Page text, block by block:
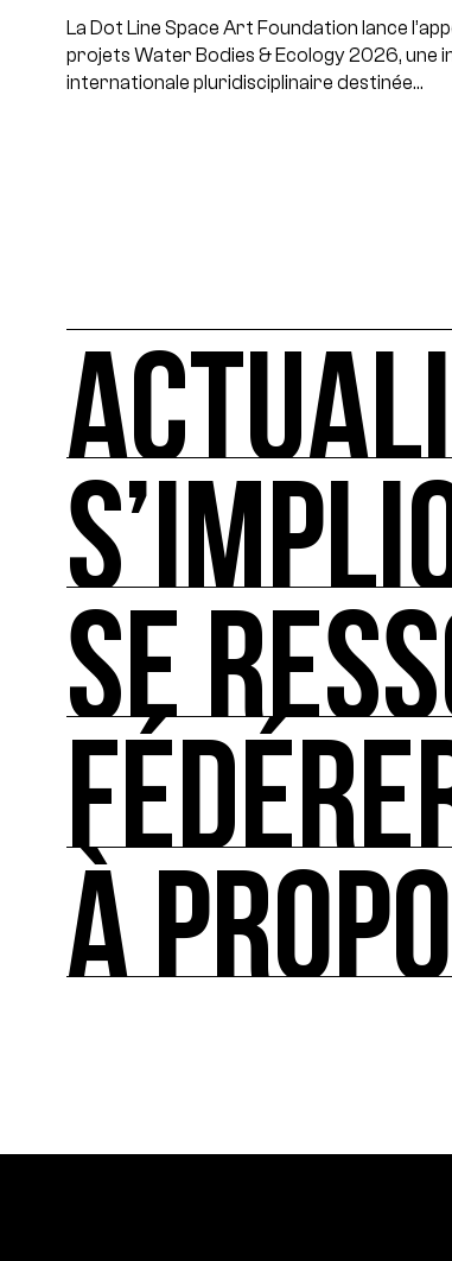
La Dot Line Space Art Foundation lance
projets Water Bodies & Ecology 2026, une
internationale pluridisciplinaire destinée…
ACTUALITÉS
L'actualité française et internationale
S’IMPLIQUER
Les bonnes pratiques, guides et outils
SE
SE RESSOURCER
Les ressources théoriques et
FÉDÉRER
Le répertoire des acteurs de
À